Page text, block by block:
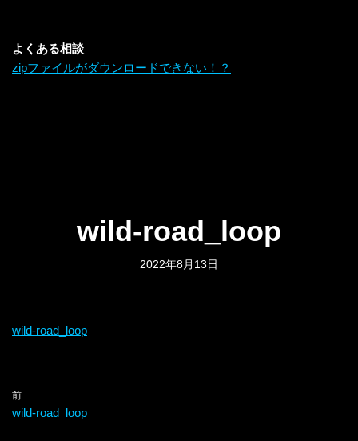
よくある相談
zipファイルがダウンロードできない！？
wild-road_loop
2022年8月13日
wild-road_loop
前
wild-road_loop